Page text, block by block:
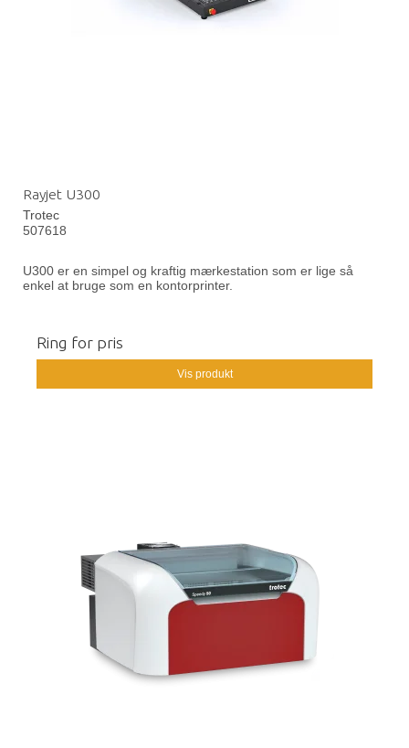
Rayjet U300
Trotec
507618
U300 er en simpel og kraftig mærkestation som er lige så
enkel at bruge som en kontorprinter.
Ring for pris
Vis produkt